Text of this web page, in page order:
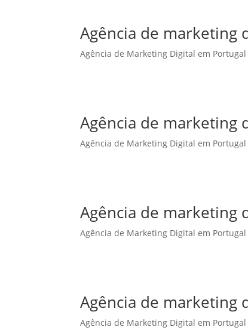
Agência de marketing
Agência de Marketing Digital em Portugal
Agência de marketing
Agência de Marketing Digital em Portugal
Agência de marketing
Agência de Marketing Digital em Portugal
Agência de marketing
Agência de Marketing Digital em Portugal